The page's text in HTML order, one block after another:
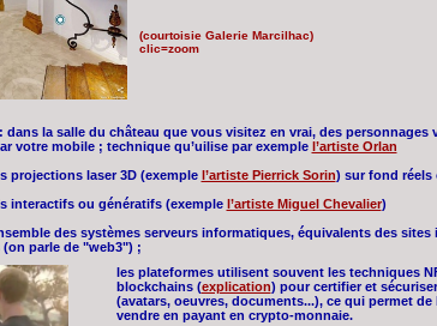
(courtoisie Galerie Marcilhac)
clic=zoom
dans la salle du château que vous visitez en vrai, des personnages
votre mobile ; technique qu’uilise par exemple l’artiste Orlan
projections laser 3D (exemple l’artiste Pierrick Sorin) sur fond réels
interactifs ou génératifs (exemple l’artiste Miguel Chevalier)
des systèmes serveurs informatiques, équivalents des sites
parle de "web3") ;
les plateformes utilisent souvent les techniques
blockchains (explication) pour certifier et
(avatars, oeuvres, documents...), ce qui permet de
vendre en payant en crypto-monnaie.